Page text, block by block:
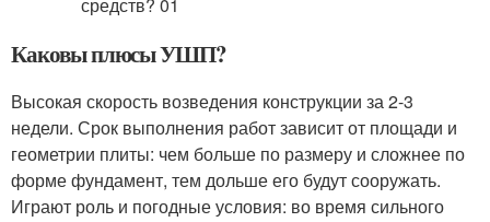
Каковы плюсы УШП?
Высокая скорость возведения конструкции за 2-3
недели. Срок выполнения работ зависит от площади и
геометрии плиты: чем больше по размеру и сложнее по
форме фундамент, тем дольше его будут сооружать.
Играют роль и погодные условия: во время сильного